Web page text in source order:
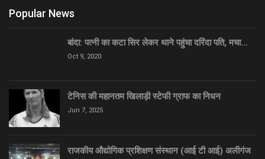
Popular News
बांदा: पत्नी का कटा सिर लेकर थाने पहुंचा दरिंदा पति, मचा…
Oct 9, 2020
टेनिस की महानतम खिलाड़ी स्टेफी ग्राफ का निधन
Jun 7, 2025
राजकीय औद्योगिक प्रशिक्षण संस्थान (आई टी आई) अलीगंज